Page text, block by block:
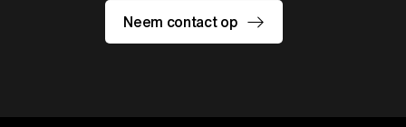
Neem contact op